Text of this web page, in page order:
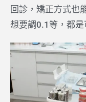
回診，矯正方式也
想要調0.1等，都是